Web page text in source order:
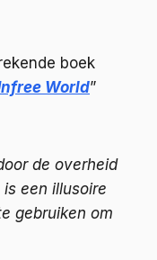
boek
World”
de overheid
een illusoire
gebruiken om